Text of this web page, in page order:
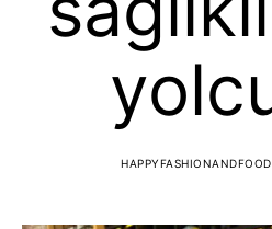
HAPPYFASHIONANDFOOD